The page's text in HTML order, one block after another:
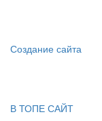
Создание сайта
В ТОПЕ САЙТ